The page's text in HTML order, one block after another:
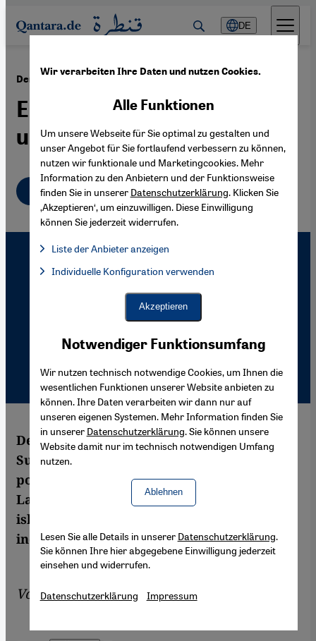
Direkt zum Inhalt springen
DE
Demokratie in Indonesien nach Suharto ·21.07.2011
Enttäuschung über
unerfüllte Hoffnungen
Deutsch English
Der Rücktritt des indonesischen Diktators
Suharto galt vielen Indonesiern als
politischer Wendepunkt. Heute gilt das
Land zwar als Vorzeigedemokratie in der
islamischen Welt, die Enttäuschung im
indonesischen Volk ist jedoch groß.
VonEdith Koesoemawiria
Wir verarbeiten Ihre Daten und nutzen Cookies.
Notwendiger Funktionsumfang
Wir nutzen technisch notwendige Cookies, um Ihnen die
wesentlichen Funktionen unserer Website anbieten zu
können. Ihre Daten verarbeiten wir dann nur auf
unseren eigenen Systemen. Mehr Information finden Sie
in unserer Datenschutzerklärung. Sie können unsere
Website damit nur im technisch notwendigen Umfang
nutzen.
Ablehnen
Alle Funktionen
Um unsere Webseite für Sie optimal zu gestalten und
unser Angebot für Sie fortlaufend verbessern zu können,
nutzen wir funktionale und Marketingcookies. Mehr
Information zu den Anbietern und der Funktionsweise
finden Sie in unserer Datenschutzerklärung. Klicken Sie
‚Akzeptieren‘, um einzuwilligen. Diese Einwilligung
können Sie jederzeit widerrufen.
Liste der Anbieter anzeigen
Facebook Embed / Facebook Connect, Google Maps Embed,
Facebook Embed / Facebook Connect
Google Maps Embed
Individuelle Konfiguration verwenden
Akzeptieren
Lesen Sie alle Details in unserer Datenschutzerklärung.
Sie können Ihre hier abgegebene Einwilligung jederzeit
einsehen und widerrufen.
Datenschutzerklärung Impressum